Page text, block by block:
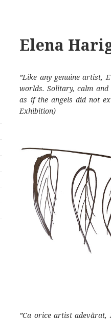
Elena
”Like any genuine artist,
worlds. Solitary, calm
as if the angels did not
Exhibition)
”Ca orice artist